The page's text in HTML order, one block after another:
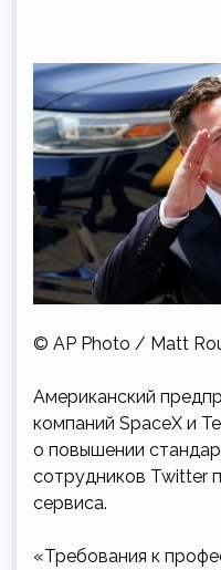
© AP Photo / Matt
Американский
компаний SpaceX и
о повышении
сотрудников Twitter
сервиса.
«Требования к